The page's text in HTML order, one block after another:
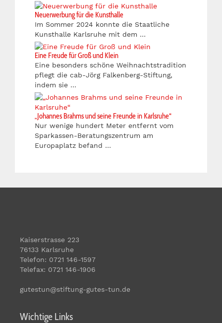
Neuerwerbung für die Kunsthalle
Im Sommer 2024 konnte die Staatliche
Kunsthalle Karlsruhe mit dem …
Eine Freude für Groß und Klein
Eine besonders schöne Weihnachtstradition
pflegt die cab-Jörg Falkenberg-Stiftung,
indem sie …
„Johannes Brahms und seine Freunde in Karlsruhe“
Nur wenige hundert Meter entfernt vom
Sparkassen-Beratungszentrum am
Europaplatz befand …
Kaiserstrasse 223
76133 Karlsruhe
Telefon: 0721 146-1597
Telefax: 0721 146-1906
gutestun@stiftung-gutes-tun.de
Wichtige Links